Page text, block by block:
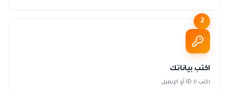
2
اكتب بياناتك
اكتب الـ ID أو الإيميل